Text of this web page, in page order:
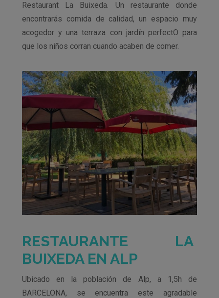
Restaurant La Buixeda. Un restaurante donde
encontrarás comida de calidad, un espacio muy
acogedor y una terraza con jardín perfectO para
que los niños corran cuando acaben de comer.
RESTAURANTE LA
BUIXEDA EN ALP
Ubicado en la población de Alp, a 1,5h de
BARCELONA, se encuentra este agradable